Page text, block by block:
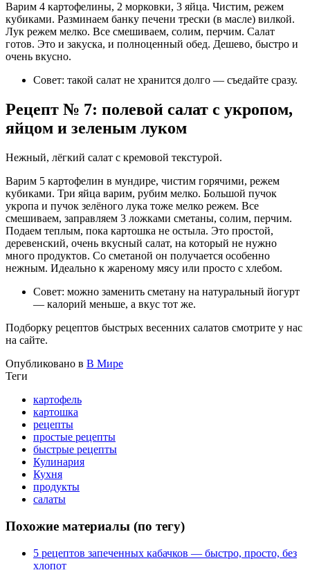
Варим 4 картофелины, 2 морковки, 3 яйца. Чистим, режем
кубиками. Разминаем банку печени трески (в масле) вилкой.
Лук режем мелко. Все смешиваем, солим, перчим. Салат
готов. Это и закуска, и полноценный обед. Дешево, быстро и
очень вкусно.
Совет: такой салат не хранится долго — съедайте сразу.
Рецепт № 7: полевой салат с укропом,
яйцом и зеленым луком
Нежный, лёгкий салат с кремовой текстурой.
Варим 5 картофелин в мундире, чистим горячими, режем
кубиками. Три яйца варим, рубим мелко. Большой пучок
укропа и пучок зелёного лука тоже мелко режем. Все
смешиваем, заправляем 3 ложками сметаны, солим, перчим.
Подаем теплым, пока картошка не остыла. Это простой,
деревенский, очень вкусный салат, на который не нужно
много продуктов. Со сметаной он получается особенно
нежным. Идеально к жареному мясу или просто с хлебом.
Совет: можно заменить сметану на натуральный йогурт
— калорий меньше, а вкус тот же.
Подборку рецептов быстрых весенних салатов смотрите у нас
на сайте.
Опубликовано в В Мире
Теги
картофель
картошка
рецепты
простые рецепты
быстрые рецепты
Кулинария
Кухня
продукты
салаты
Похожие материалы (по тегу)
5 рецептов запеченных кабачков — быстро, просто, без
хлопот